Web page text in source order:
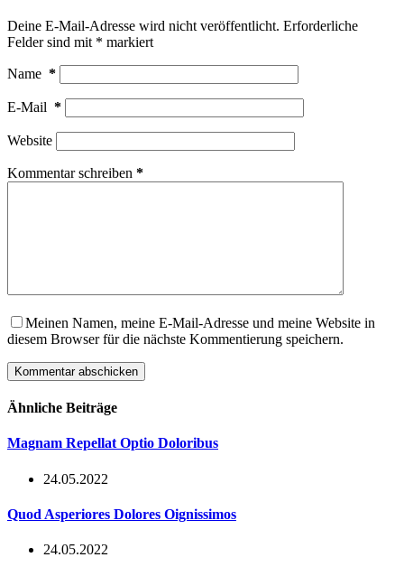
Deine E-Mail-Adresse wird nicht veröffentlicht. Erforderliche
Felder sind mit * markiert
Name *
E-Mail *
Website
Kommentar schreiben *
Meinen Namen, meine E-Mail-Adresse und meine Website in
diesem Browser für die nächste Kommentierung speichern.
Kommentar abschicken
Ähnliche Beiträge
Magnam Repellat Optio Doloribus
24.05.2022
Quod Asperiores Dolores Oignissimos
24.05.2022